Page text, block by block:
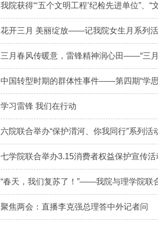
我院获得“‘五个文明工程’纪检先进单位”、“
花开三月 美丽绽放——记我院女生月系列
三月春风传暖意，雷锋精神润心田——“三
中国转型时期的群体性事件——第四期“学
学习雷锋 我们在行动
六院联合举办“保护渭河、你我同行”系列活
七学院联合举办3.15消费者权益保护宣传活
“春天，我们复苏了！”——我院与理学院联
聚焦两会：直播李克强总理答中外记者问